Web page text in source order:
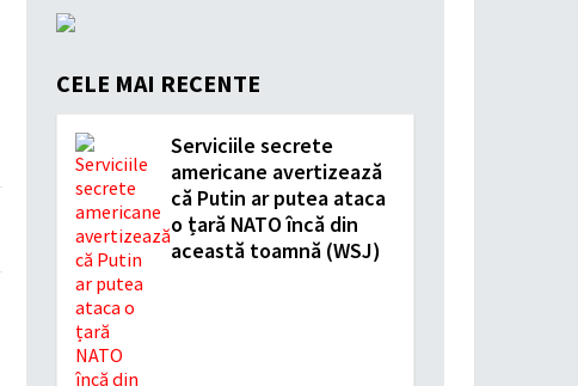
CELE MAI RECENTE
Serviciile secrete
americane avertizează
că Putin ar putea ataca
o țară NATO încă din
această toamnă (WSJ)